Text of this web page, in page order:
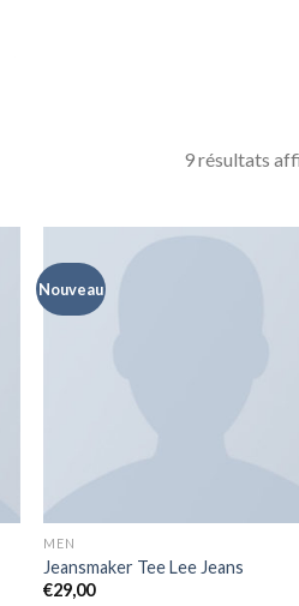
9 résultats
Nouveau
MEN
Jeansmaker Tee Lee Jeans
€29,00